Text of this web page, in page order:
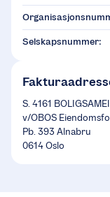
Selskapsnummer:
S. 4161
v/OBOS
Pb. 393 Alnabru
0614 Oslo